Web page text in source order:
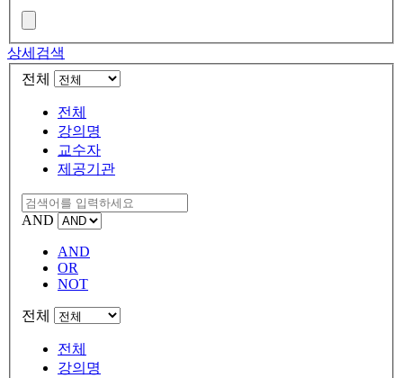
상세검색
전체
전체
강의명
교수자
제공기관
AND
AND
OR
NOT
전체
전체
강의명